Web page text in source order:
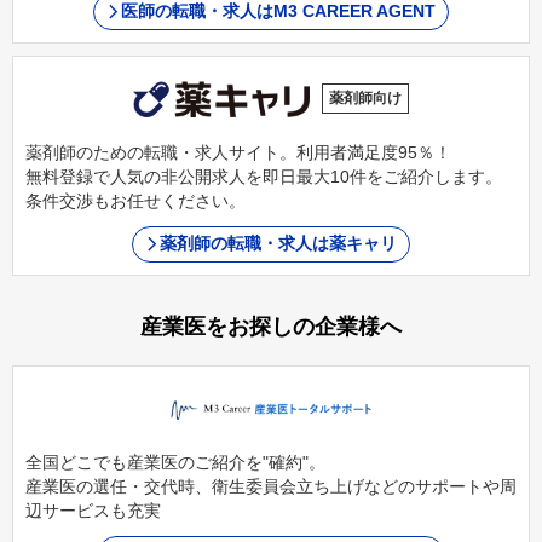
医師の転職・求人はM3 CAREER AGENT
薬剤師向け
薬剤師のための転職・求人サイト。利用者満足度95％！
無料登録で人気の非公開求人を即日最大10件をご紹介します。
条件交渉もお任せください。
薬剤師の転職・求人は薬キャリ
産業医をお探しの企業様へ
全国どこでも産業医のご紹介を"確約"。
産業医の選任・交代時、衛生委員会立ち上げなどのサポートや周
辺サービスも充実